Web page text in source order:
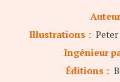
Illustrations :Peter
Ingénieur
Éditions :